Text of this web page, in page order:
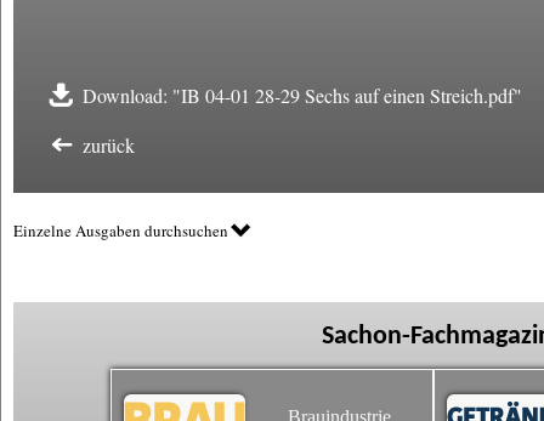
Download: "IB 04-01 28-29 Sechs auf einen Streich.pdf"
zurück
Einzelne Ausgaben durchsuchen
Sachon-
Brauindustrie